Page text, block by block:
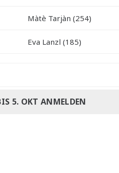
Màtè Tarjàn (254)
Eva Lanzl (185)
5. OKT ANMELDEN